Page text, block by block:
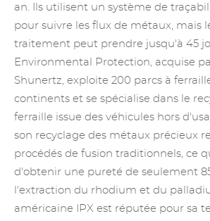
an. Ils utilisent un système de
pour suivre les flux de métaux, mais
traitement peut prendre jusqu'à 45
Environmental Protection, acquise
Shunertz, exploite 200 parcs à
continents et se spécialise dans le
ferraille issue des véhicules hors
son recyclage des métaux précieux
procédés de fusion traditionnels, ce
d'obtenir une pureté de seulement
l'extraction du rhodium et du
américaine IPX est réputée pour sa